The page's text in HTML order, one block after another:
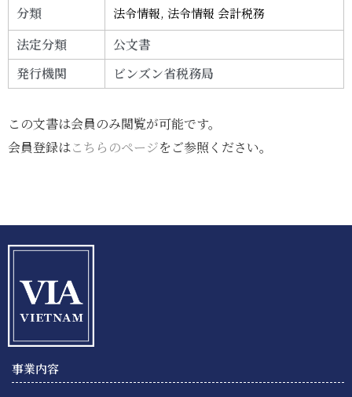
分類
法令情報,法令情報 会計税務
法定分類
公文書
発行機関
ビンズン省税務局
この文書は会員のみ閲覧が可能です。
会員登録はこちらのページをご参照ください。
事業内容